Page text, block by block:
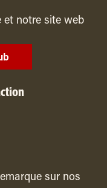
et notre site web
sur nos